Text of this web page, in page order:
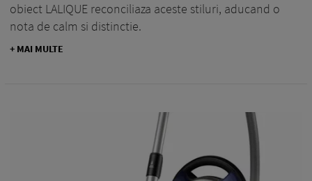
obiect LALIQUE reconciliaza aceste stiluri, aducand o
nota de calm si distinctie.
+ MAI MULTE